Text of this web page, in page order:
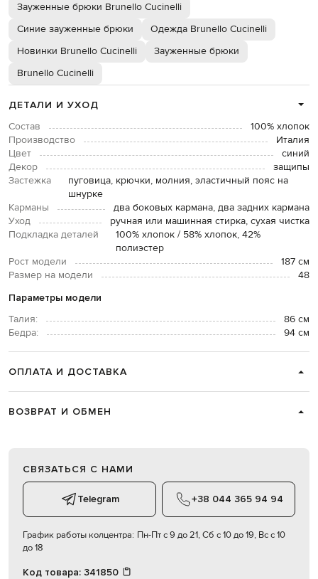
Зауженные брюки Brunello Cucinelli
Синие зауженные брюки
Одежда Brunello Cucinelli
Новинки Brunello Cucinelli
Зауженные брюки
Brunello Cucinelli
ДЕТАЛИ И УХОД
Состав
100% хлопок
Производство
Италия
Цвет
синий
Декор
защипы
Застежка
пуговица, крючки, молния, эластичный пояс на
шнурке
Карманы
два боковых кармана, два задних кармана
Уход
ручная или машинная стирка, сухая чистка
Подкладка деталей
100% хлопок / 58% хлопок, 42%
полиэстер
Рост модели
187 см
Размер на модели
48
Параметры модели
Талия:
86 см
Бедра:
94 см
ОПЛАТА И ДОСТАВКА
ВОЗВРАТ И ОБМЕН
СВЯЗАТЬСЯ С НАМИ
Telegram +38 044 365 94 94
График работы колцентра: Пн-Пт с 9 до 21, Сб с 10 до 19, Вс с 10
до 18
Код товара: 341850